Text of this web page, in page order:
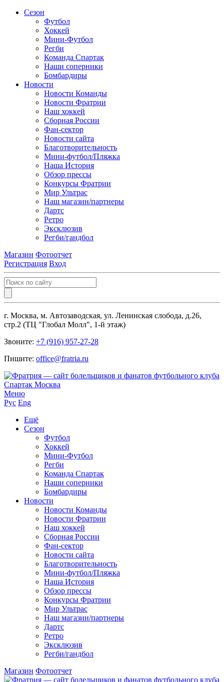
Сезон
Футбол
Хоккей
Мини-Футбол
Регби
Команда Спартак
Наши соперники
Бомбардиры
Новости
Новости Команды
Новости Фратрии
Наш хоккей
Сборная России
Фан-cектор
Новости сайта
Благотворительность
Мини-футбол/Пляжка
Наша История
Обзор прессы
Конкурсы Фратрии
Мир Ультрас
Наш магазин/партнеры
Дартс
Ретро
Эксклюзив
Регби/гандбол
Магазин Фотоотчет
Регистрация Вход
г. Москва, м. Автозаводская, ул. Ленинская слобода, д.26,
стр.2 (ТЦ "Глобал Молл", 1-й этаж)
Звоните: +7 (916) 957-27-28
Пишите: office@fratria.ru
Меню
Рус Eng
Ещё
Сезон
Футбол
Хоккей
Мини-Футбол
Регби
Команда Спартак
Наши соперники
Бомбардиры
Новости
Новости Команды
Новости Фратрии
Наш хоккей
Сборная России
Фан-cектор
Новости сайта
Благотворительность
Мини-футбол/Пляжка
Наша История
Обзор прессы
Конкурсы Фратрии
Мир Ультрас
Наш магазин/партнеры
Дартс
Ретро
Эксклюзив
Регби/гандбол
Магазин Фотоотчет